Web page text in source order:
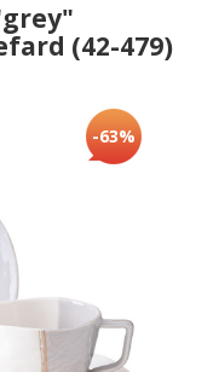
(42-479)
-63%